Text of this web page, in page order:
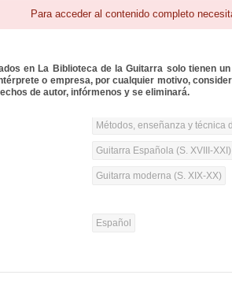
Para acceder al contenido completo
en La Biblioteca de la Guitarra solo tienen
o empresa, por cualquier motivo,
de autor, infórmenos y se eliminará.
Métodos, enseñanza y técnica
Guitarra Española (S. XVIII-XXI)
Guitarra moderna (S. XIX-XX)
Español